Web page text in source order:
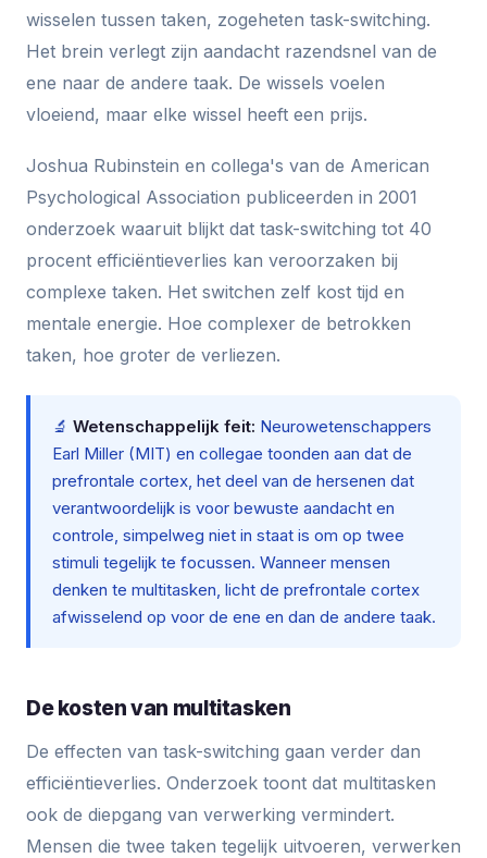
wisselen tussen taken, zogeheten task-switching.
Het brein verlegt zijn aandacht razendsnel van de
ene naar de andere taak. De wissels voelen
vloeiend, maar elke wissel heeft een prijs.
Joshua Rubinstein en collega's van de American
Psychological Association publiceerden in 2001
onderzoek waaruit blijkt dat task-switching tot 40
procent efficiëntieverlies kan veroorzaken bij
complexe taken. Het switchen zelf kost tijd en
mentale energie. Hoe complexer de betrokken
taken, hoe groter de verliezen.
🔬 Wetenschappelijk feit: Neurowetenschappers
Earl Miller (MIT) en collegae toonden aan dat de
prefrontale cortex, het deel van de hersenen dat
verantwoordelijk is voor bewuste aandacht en
controle, simpelweg niet in staat is om op twee
stimuli tegelijk te focussen. Wanneer mensen
denken te multitasken, licht de prefrontale cortex
afwisselend op voor de ene en dan de andere taak.
De kosten van multitasken
De effecten van task-switching gaan verder dan
efficiëntieverlies. Onderzoek toont dat multitasken
ook de diepgang van verwerking vermindert.
Mensen die twee taken tegelijk uitvoeren, verwerken